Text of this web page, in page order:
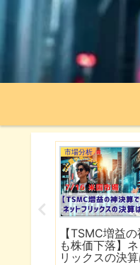
市場分析
【TSMC増益
も株価下落】
リックスの決